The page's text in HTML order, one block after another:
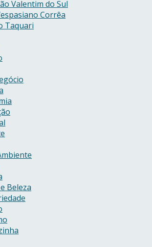
Valentim do Sul
Corrêa
Taquari
Beleza